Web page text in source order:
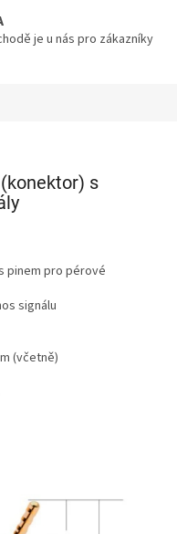
je u nás pro zákazníky
s
pinem pro pérové
signálu
(včetně)